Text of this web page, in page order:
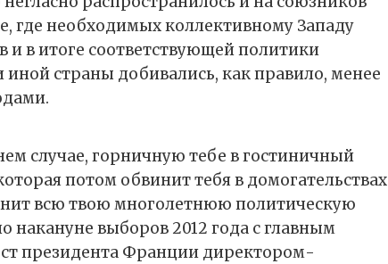
где необходимых коллективному Западу
и в итоге соответствующей политики
иной страны добивались, как правило, менее
случае, горничную тебе в гостиничный
потом обвинит тебя в домогательствах
всю твою многолетнюю политическую
накануне выборов 2012 года с главным
президента Франции директором-